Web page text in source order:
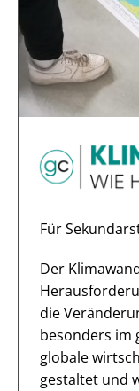
Für
Der
die
besonders im
globale
gestaltet und